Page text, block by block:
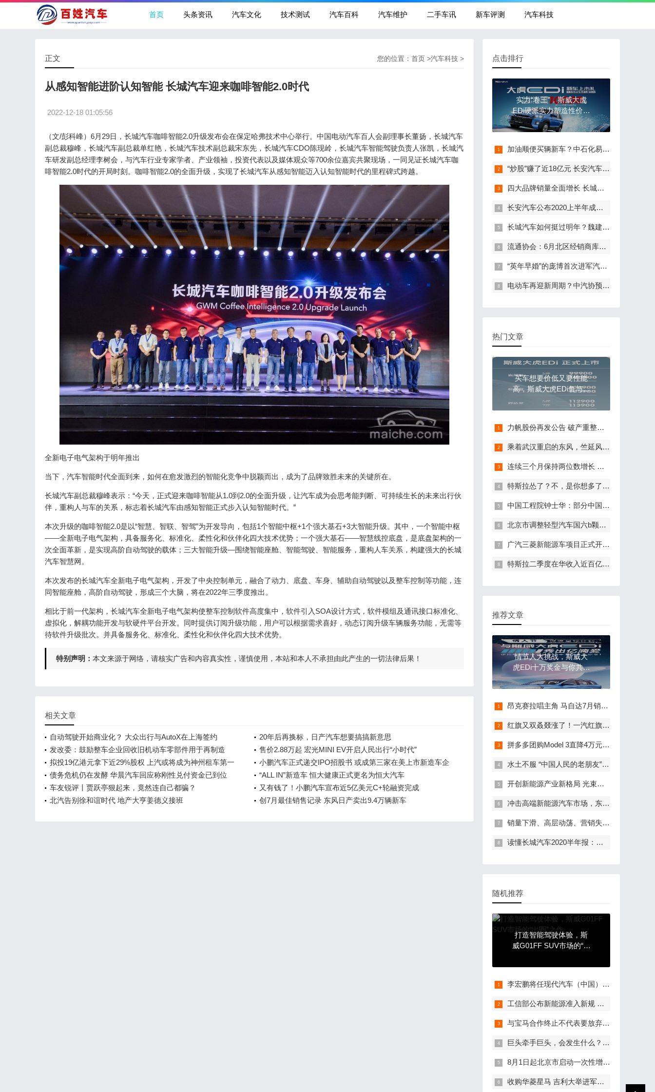
首页 头条资讯 汽车文化 技术测试 汽车百科 汽车维护 二手车讯 新车评测 汽车科技
您的位置： 首页 >汽车科技 >
正文
从感知智能进阶认知智能 长城汽车迎来咖啡智能2.0时代
2022-12-18 01:05:56
（文/彭科峰）6月29日，长城汽车咖啡智能2.0升级发布会在保定哈弗技术中心举行。中国电动汽车百人会副理事长董扬，长城汽车
副总裁穆峰，长城汽车副总裁单红艳，长城汽车技术副总裁宋东先，长城汽车CDO陈现岭，长城汽车智能驾驶负责人张凯，长城汽
车研发副总经理李树会，与汽车行业专家学者、产业领袖，投资代表以及媒体观众等700余位嘉宾共聚现场，一同见证长城汽车咖
啡智能2.0时代的开局时刻。咖啡智能2.0的全面升级，实现了长城汽车从感知智能迈入认知智能时代的里程碑式跨越。
全新电子电气架构于明年推出
当下，汽车智能时代全面到来，如何在愈发激烈的智能化竞争中脱颖而出，成为了品牌致胜未来的关键所在。
长城汽车副总裁穆峰表示：“今天，正式迎来咖啡智能从1.0到2.0的全面升级，让汽车成为会思考能判断、可持续生长的未来出行伙
伴，重构人与车的关系，标志着长城汽车由感知智能正式步入认知智能时代。”
本次升级的咖啡智能2.0是以“智慧、智联、智驾”为开发导向，包括1个智能中枢+1个强大基石+3大智能升级。其中，一个智能中枢
——全新电子电气架构，具备服务化、标准化、柔性化和伙伴化四大技术优势；一个强大基石——智慧线控底盘，是底盘架构的一
次全面革新，是实现高阶自动驾驶的载体；三大智能升级—围绕智能座舱、智能驾驶、智能服务，重构人车关系，构建强大的长城
汽车智慧网。
本次发布的长城汽车全新电子电气架构，开发了中央控制单元，融合了动力、底盘、车身、辅助自动驾驶以及整车控制等功能，连
同智能座舱，高阶自动驾驶，形成三个大脑，将在2022年三季度推出。
相比于前一代架构，长城汽车全新电子电气架构使整车控制软件高度集中，软件引入SOA设计方式，软件模组及通讯接口标准化、
虚拟化，解耦功能开发与软硬件平台开发。同时提供订阅升级功能，用户可以根据需求喜好，动态订阅升级车辆服务功能，无需等
待软件升级批次。并具备服务化、标准化、柔性化和伙伴化四大技术优势。
特别声明： 本文来源于网络，请核实广告和内容真实性，谨慎使用，本站和本人不承担由此产生的一切法律后果！
相关文章
自动驾驶开始商业化？ 大众出行与AutoX在上海签约
20年后再换标，日产汽车想要搞搞新意思
发改委：鼓励整车企业回收旧机动车零部件用于再制造
售价2.88万起 宏光MINI EV开启人民出行“小时代”
拟投19亿港元拿下近29%股权 上汽或将成为神州租车第一
大股东
小鹏汽车正式递交IPO招股书 或成第三家在美上市新造车企
债务危机仍在发酵 华晨汽车回应称刚性兑付资金已到位
“ALL IN”新造车 恒大健康正式更名为恒大汽车
车友锐评丨贾跃亭狠起来，竟然连自己都骗？
又有钱了！小鹏汽车宣布近5亿美元C+轮融资完成
北汽告别徐和谊时代 地产大亨姜德义接班
创7月最佳销售记录 东风日产卖出9.4万辆新车
点击排行
实力“卷王”，斯威大虎
EDi硬派实力塑造性价比
之选
加油顺便买辆新车？中石化易捷开启跨界卖车模式
“炒股”赚了近18亿元 长安汽车上半年净利润预计为20-30亿元
四大品牌销量全面增长 长城汽车7月销量达78339辆，同比大涨30%
长安汽车公布2020上半年成绩单 集团累计销量突破83万辆
长城汽车如何挺过明年？魏建军再发公开信详解组织变革
流通协会：6月北区经销商库存压力大，7月销量或再降
“英年早婚”的庞博首次进军汽车圈，竟然是为了它？
电动车再迎新周期？中汽协预计2020年新能源销量将达110万辆
热门文章
买车想要价低又要性能
高，斯威大虎EDi鱼与熊
掌兼可得
力帆股份再发公告 破产重整被法院正式受理
乘着武汉重启的东风，竺延风和他的“岚图”来了！
连续三个月保持两位数增长 沃尔沃上半年销量突破6.5万辆
特斯拉怂了？不，是你想多了 团购车交付竟是假新闻
中国工程院钟士华：部分中国车企智能驾驶研发能力弱、依赖海外供应商
北京市调整轻型汽车国六b颗粒物数量有关要求
广汽三菱新能源车项目正式开工 将于2021年推出量产新车
特斯拉二季度在华收入近百亿人民币 同比暴增102.9%
推荐文章
情节人大挑战，斯威大
虎EDi十万奖金与你共享
浪漫
昂克赛拉唱主角 马自达7月销量1.78万辆
红旗又双叒叕涨了！一汽红旗7月销量同比增长99%
拼多多团购Model 3直降4万元，特斯拉称：雨我无瓜
水土不服 “中国人民的老朋友”倪恺离任美国奔驰CEO
开创新能源产业新格局 光束汽车工厂破土动工
冲击高端新能源汽车市场，东风的蓝图叫岚图
销量下滑、高层动荡、营销失策，北京现代何以重回巅峰？
读懂长城汽车2020半年报：总营收359亿元，Q2业绩迅速回暖
随机推荐
打造智能驾驶体验，斯
威G01FF SUV市场的“出
李宏鹏将任现代汽车（中国）商务副总裁 主抓进口车业务
工信部公布新能源准入新规 给予停产车企2年缓冲期
与宝马合作终止不代表要放弃自动驾驶 奔驰与英伟达的合作继续深化
巨头牵手巨头，会发生什么？宝马牵手阿里巴巴建立联合创新基地
8月1日起北京市启动一次性增发两万个新能源车指标工作
收购华菱星马 吉利大举进军商用车市场